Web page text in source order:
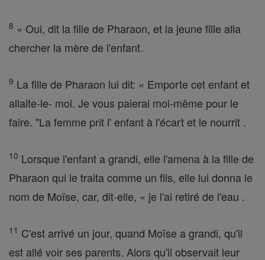
8 « Oui, dit la fille de Pharaon, et la jeune fille alla
chercher la mère de l'enfant.
9 La fille de Pharaon lui dit: « Emporte cet enfant et
allaite-le- moi. Je vous paierai moi-même pour le
faire. "La femme prit l' enfant à l'écart et le nourrit .
10 Lorsque l'enfant a grandi, elle l'amena à la fille de
Pharaon qui le traita comme un fils, elle lui donna le
nom de Moïse, car, dit-elle, « je l'ai retiré de l'eau .
11 C'est arrivé un jour, quand Moïse a grandi, qu'il
est allé voir ses parents. Alors qu'il observait leur